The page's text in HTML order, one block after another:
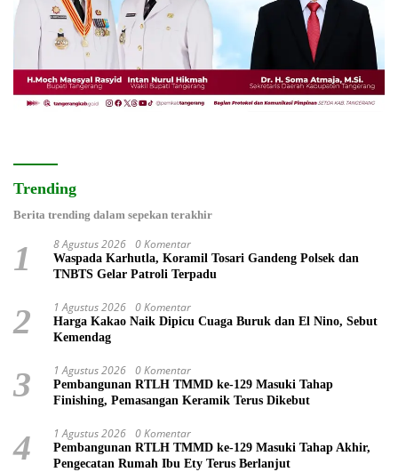
Trending
Berita trending dalam sepekan terakhir
1 8 Agustus 2026 0 Komentar
Waspada Karhutla, Koramil Tosari Gandeng Polsek dan
TNBTS Gelar Patroli Terpadu
2 1 Agustus 2026 0 Komentar
Harga Kakao Naik Dipicu Cuaga Buruk dan El Nino, Sebut
Kemendag
3 1 Agustus 2026 0 Komentar
Pembangunan RTLH TMMD ke-129 Masuki Tahap
Finishing, Pemasangan Keramik Terus Dikebut
4 1 Agustus 2026 0 Komentar
Pembangunan RTLH TMMD ke-129 Masuki Tahap Akhir,
Pengecatan Rumah Ibu Ety Terus Berlanjut